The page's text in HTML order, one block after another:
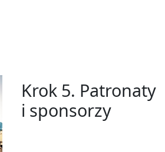
Krok 5. Patronaty
i sponsorzy